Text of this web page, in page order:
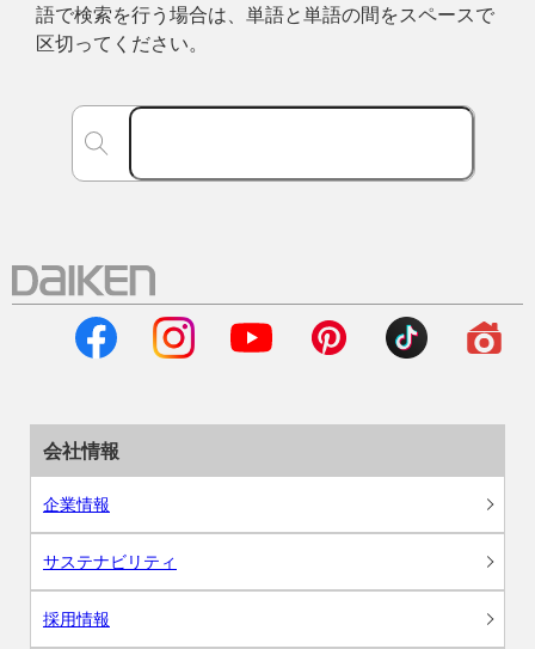
語で検索を行う場合は、単語と単語の間をスペースで
区切ってください。
会社情報
企業情報
サステナビリティ
採用情報